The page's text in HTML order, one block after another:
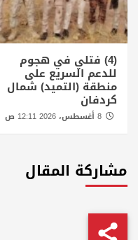
(4) فتلي في هجوم
للدعم السريع على
منطقة (التميد) شمال
كردفان
مشاركة المقال